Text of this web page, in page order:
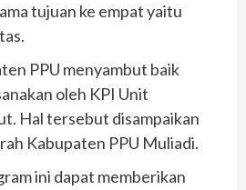
tujuan ke empat yaitu
PPU menyambut baik
oleh KPI Unit
Hal tersebut disampaikan
Kabupaten PPU Muliadi.
ini dapat memberikan